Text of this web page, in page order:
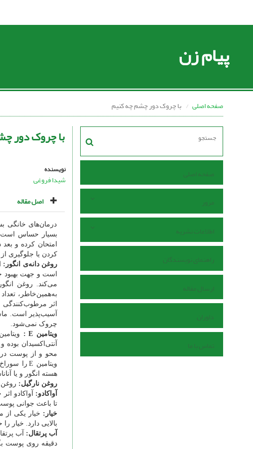
پیام زن
صفحه اصلی با چروک دور چشم چه کنیم
صفحه اصلی
مرور
اطلاعات نشریه
راهنمای نویسندگان
ارسال مقاله
داوران
تماس با ما
با چروک دور
نویسنده
شیدا فروغی
اصل مقاله
درمان‌های خانگی
بسیار حساس
امتحان کرده و
کردن یا جلوگیری
روغن دانه‌ی انگور:
است و جهت بهبود
می‌کند. روغن
به‌همین‌خاطر،
اثر
آسیب‌پذیر است.
چروک نمی‌شود.
ویتامین E
:
آنتی‌اکسیدان
محو و از پوست
ویتامین E را
هسته انگور و یا
روغن نارگیل: روغن
آواکادو: آواکادو
تا باعث جوانی
خیار: خیار یکی
بالایی دارد. خیار
آب پرتقال: آب
دقیقه روی پوست